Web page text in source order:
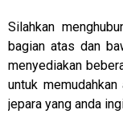
Silahkan
bagian atas dan
menyediakan
untuk
jepara yang anda